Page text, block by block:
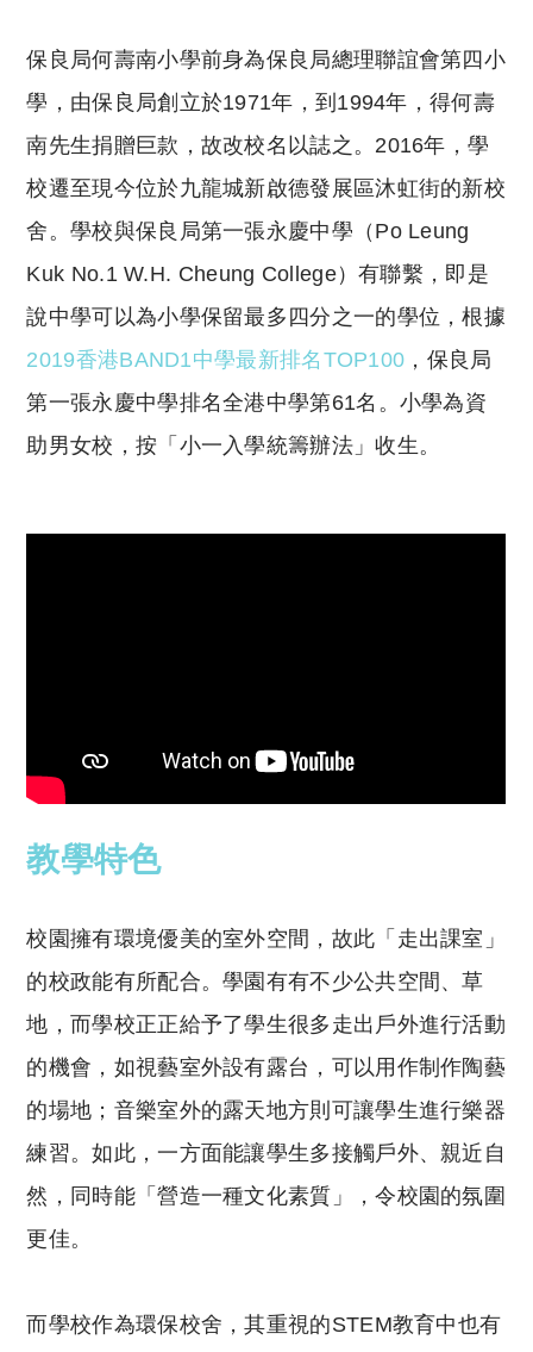
保良局何壽南小學前身為保良局總理聯誼會第四小
學，由保良局創立於1971年，到1994年，得何壽
南先生捐贈巨款，故改校名以誌之。2016年，學
校遷至現今位於九龍城新啟德發展區沐虹街的新校
舍。學校與保良局第一張永慶中學（Po Leung
Kuk No.1 W.H. Cheung College）有聯繫，即是
說中學可以為小學保留最多四分之一的學位，根據
2019香港BAND1中學最新排名TOP100 ，保良局
第一張永慶中學排名全港中學第61名。小學為資
助男女校，按「小一入學統籌辦法」收生。
教學特色
校園擁有環境優美的室外空間，故此「走出課室」
的校政能有所配合。學園有有不少公共空間、草
地，而學校正正給予了學生很多走出戶外進行活動
的機會，如視藝室外設有露台，可以用作制作陶藝
的場地；音樂室外的露天地方則可讓學生進行樂器
練習。如此，一方面能讓學生多接觸戶外、親近自
然，同時能「營造一種文化素質」，令校園的氛圍
更佳。
而學校作為環保校舍，其重視的STEM教育中也有